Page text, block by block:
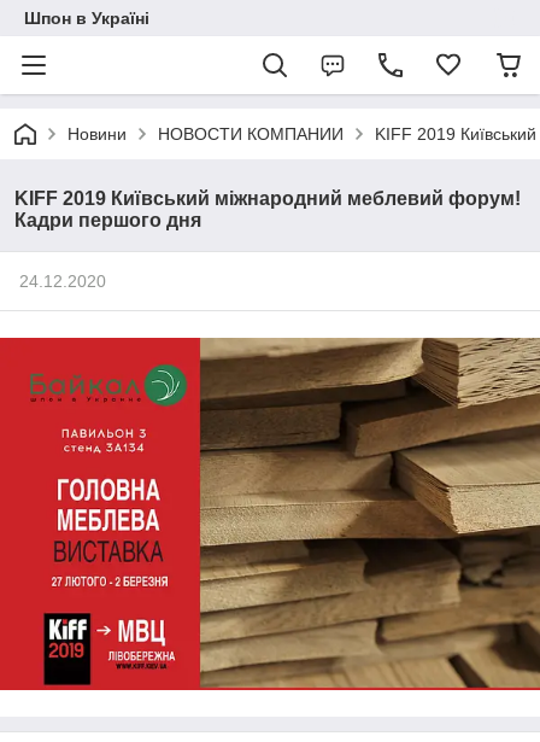
Шпон в Україні
Новини НОВОСТИ КОМПАНИИ KIFF 2019
KIFF 2019 Київський міжнародний меблевий форум!
Кадри першого дня
24.12.2020